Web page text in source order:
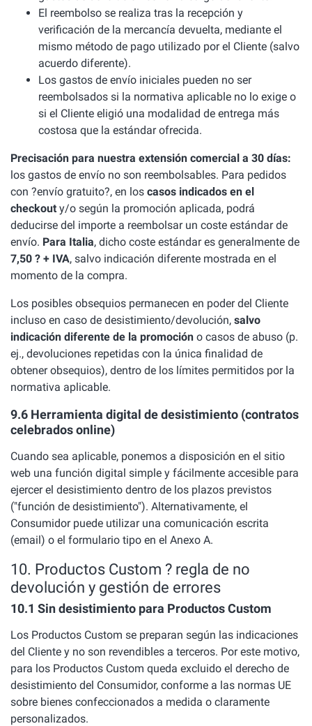
El reembolso se realiza tras la recepción y
verificación de la mercancía devuelta, mediante el
mismo método de pago utilizado por el Cliente (salvo
acuerdo diferente).
Los gastos de envío iniciales pueden no ser
reembolsados si la normativa aplicable no lo exige o
si el Cliente eligió una modalidad de entrega más
costosa que la estándar ofrecida.
Precisación para nuestra extensión comercial a 30 días:
los gastos de envío no son reembolsables. Para pedidos
con ?envío gratuito?, en los casos indicados en el
checkout y/o según la promoción aplicada, podrá
deducirse del importe a reembolsar un coste estándar de
envío. Para Italia, dicho coste estándar es generalmente de
7,50 ? + IVA, salvo indicación diferente mostrada en el
momento de la compra.
Los posibles obsequios permanecen en poder del Cliente
incluso en caso de desistimiento/devolución, salvo
indicación diferente de la promoción o casos de abuso (p.
ej., devoluciones repetidas con la única finalidad de
obtener obsequios), dentro de los límites permitidos por la
normativa aplicable.
9.6 Herramienta digital de desistimiento (contratos
celebrados online)
Cuando sea aplicable, ponemos a disposición en el sitio
web una función digital simple y fácilmente accesible para
ejercer el desistimiento dentro de los plazos previstos
("función de desistimiento"). Alternativamente, el
Consumidor puede utilizar una comunicación escrita
(email) o el formulario tipo en el Anexo A.
10. Productos Custom ? regla de no
devolución y gestión de errores
10.1 Sin desistimiento para Productos Custom
Los Productos Custom se preparan según las indicaciones
del Cliente y no son revendibles a terceros. Por este motivo,
para los Productos Custom queda excluido el derecho de
desistimiento del Consumidor, conforme a las normas UE
sobre bienes confeccionados a medida o claramente
personalizados.